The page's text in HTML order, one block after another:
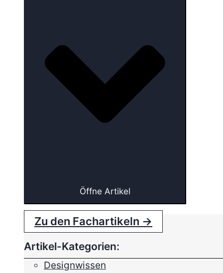
Öffne Artikel
Zu den Fachartikeln →
Artikel-Kategorien:
Designwissen